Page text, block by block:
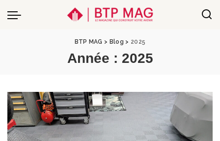
BTP MAG > Blog > 2025
Année : 2025